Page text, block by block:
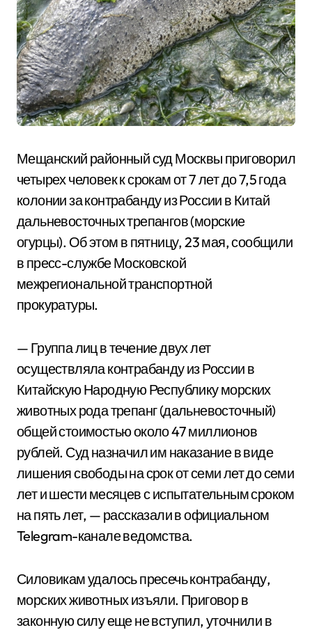
Мещанский районный суд Москвы приговорил
четырех человек к срокам от 7 лет до 7,5 года
колонии за контрабанду из России в Китай
дальневосточных трепангов (морские
огурцы). Об этом в пятницу, 23 мая, сообщили
в пресс-службе Московской
межрегиональной транспортной
прокуратуры.
— Группа лиц в течение двух лет
осуществляла контрабанду из России в
Китайскую Народную Республику морских
животных рода трепанг (дальневосточный)
общей стоимостью около 47 миллионов
рублей. Суд назначил им наказание в виде
лишения свободы на срок от семи лет до семи
лет и шести месяцев с испытательным сроком
на пять лет, — рассказали в официальном
Telegram-канале ведомства.
Силовикам удалось пресечь контрабанду,
морских животных изъяли. Приговор в
законную силу еще не вступил, уточнили в